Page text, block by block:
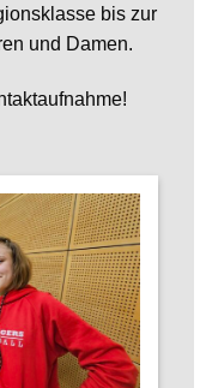
bis zur
und Damen.